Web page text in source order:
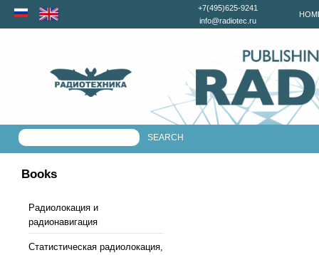
+7(495)625-9241
info@radiotec.ru
Books
Радиолокация и
радионавигация
Статистическая радиолокация,